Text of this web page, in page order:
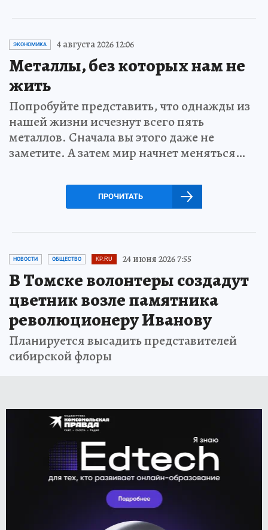
ЭКОНОМИКА 4 августа 2026 12:06
Металлы, без которых нам не
жить
Попробуйте представить, что однажды из
нашей жизни исчезнут всего пять
металлов. Сначала вы этого даже не
заметите. А затем мир начнет меняться…
ПРОЧИТАТЬ
НОВОСТИ ОБЩЕСТВО KP.RU 24 июня 2026 7:55
В Томске волонтеры создадут
цветник возле памятника
революционеру Иванову
Планируется высадить представителей
сибирской флоры